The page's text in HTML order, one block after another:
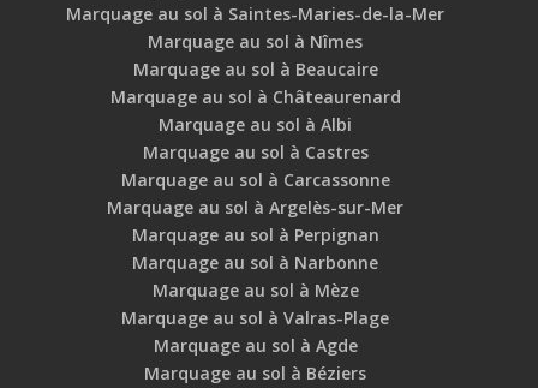
Marquage au sol à Saintes-Maries-de-la-Mer
Marquage au sol à Nîmes
Marquage au sol à Beaucaire
Marquage au sol à Châteaurenard
Marquage au sol à Albi
Marquage au sol à Castres
Marquage au sol à Carcassonne
Marquage au sol à Argelès-sur-Mer
Marquage au sol à Perpignan
Marquage au sol à Narbonne
Marquage au sol à Mèze
Marquage au sol à Valras-Plage
Marquage au sol à Agde
Marquage au sol à Béziers